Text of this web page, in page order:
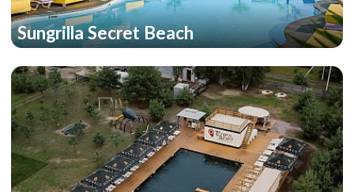
Sungrilla Secret Beach